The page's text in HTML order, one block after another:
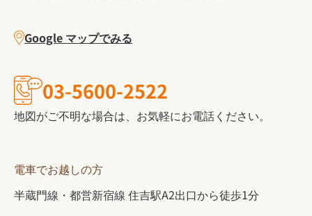
Google マップでみる
03-5600-2522
地図がご不明な場合は、お気軽にお電話ください。
電車でお越しの方
半蔵門線・都営新宿線 住吉駅A2出口から徒歩1分